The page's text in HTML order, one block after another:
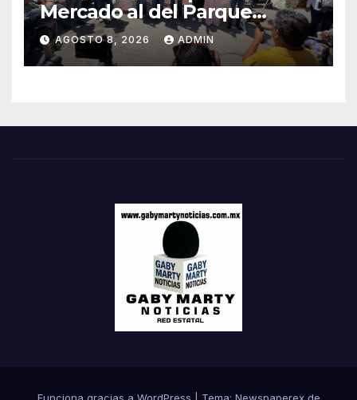
Mercado al del Parque
Hidalgo
AGOSTO 8, 2026 ADMIN